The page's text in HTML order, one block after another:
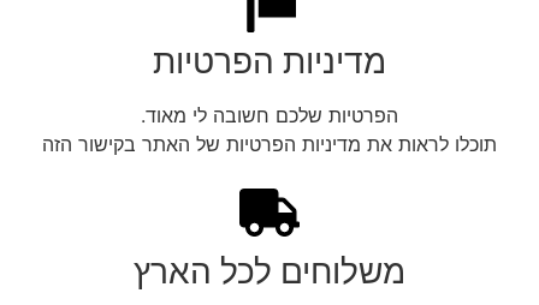
מדיניות הפרטיות
הפרטיות שלכם חשובה לי מאוד.
תוכלו לראות את מדיניות הפרטיות של האתר בקישור הזה
משלוחים לכל הארץ